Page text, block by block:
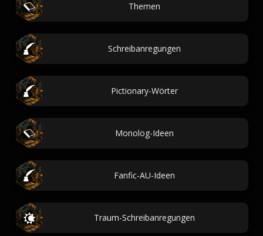
Themen
Schreibanregungen
Pictionary-Wörter
Monolog-Ideen
Fanfic-AU-Ideen
Traum-Schreibanregungen